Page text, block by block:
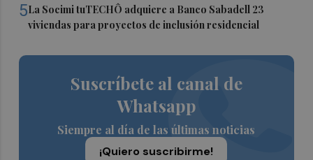
5La Socimi tuTECHÔ adquiere a Banco Sabadell 23
viviendas para proyectos de inclusión residencial
Suscríbete al canal de
Whatsapp
Siempre al día de las últimas noticias
¡Quiero suscribirme!